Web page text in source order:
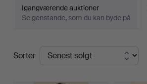
Igangværende auktioner
Se genstande, som du kan byde på
Slutpriser
Sorter